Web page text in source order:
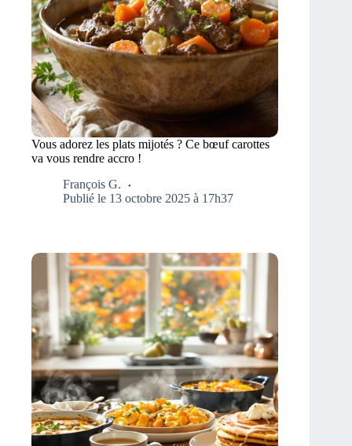
Vous adorez les plats mijotés ? Ce bœuf carottes
va vous rendre accro !
François G.
Publié le 13 octobre 2025 à 17h37